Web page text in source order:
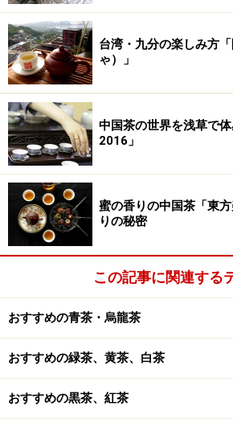
雲南省のおいしい紅茶です。食後の
ほっこりしていただきましょう。主
サービスするもよし、透明なグラス
ーブするのもまたお茶の色を楽しん
ても美しいです。
（[シ真]紅工夫は、キームンジャパン
江南の秋を振り返って
次に、秋の江南を一食に彩る金木犀
龍井（けいかろんじん）
をお楽しみいただきます。炒青緑
と、華やかな、クリスマスにもマ
で、お友達の会話も弾むことでしょ
（桂花龍井はなかなか国内では入
す。龍井と金木犀の花を混ぜてしま
すので、試してみてください。
蓮 で！）
台湾・九分の楽しみ方
ゃ）」
中国茶の世界を浅草で
2016」
蜜の香りの中国茶「東
りの秘密
この記事に関連する
おすすめの青茶・烏龍茶
おすすめの緑茶、黄茶、白茶
おすすめの黒茶、紅茶